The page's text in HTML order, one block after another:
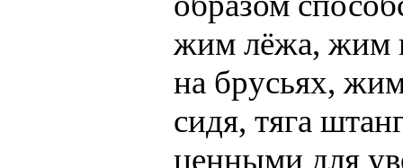
жим лёжа, жим
на брусьях,
сидя, тяга
ценными для